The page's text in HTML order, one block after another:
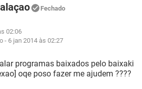
GMAIL
WHATSAPP
EXCEL
EXCEL
WHATSAPP
FACEBOOK
Fechado
02:06
- 6 jan 2014 às 02:27
programas baixados pelo baixaki
oqe poso fazer me ajudem ????